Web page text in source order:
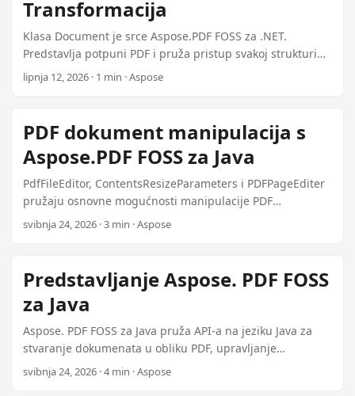
page.Annotations.AddTextAnnotation( new Rectangle(72,
720, 200, 740), contents: "Review needed", title: "Editor",
open: true); Anotacije poveznica kombiniraju klikabilni
pravokutnik s PdfAction: ...
Transformacija
Klasa Document je srce Aspose.PDF FOSS za .NET.
Predstavlja potpuni PDF i pruža pristup svakoj strukturi
unutar — stranicama, anotacijama, poljima obrasca,
metapodacima i ugrađenim datotekama. Otvaranje
using var doc =
Document.Open(File.ReadAllBytes("input.pdf"));
Console.WriteLine($"Pages: {doc.Pages.Count}"); Stranice
koriste indeksiranje od 1: doc.Pages[1] je prva stranica.
Stvaranje od početka using var doc = new Document(); var
page = doc.Pages.Add(); page.Paragraphs.Add(new
TextFragment("Hello, PDF!")); doc.Save("hello.pdf");
postavlja. ...
lipnja 12, 2026 · 1 min · Aspose
PDF dokument manipulacija s
Aspose.PDF FOSS za Java
PdfFileEditor, ContentsResizeParameters i PDFPageEditer
pružaju osnovne mogućnosti manipulacije PDF
dokumentom u Aspose.PDF FOSS za Java sve su
licencirane MIT-om i bez ovisnosti.
svibnja 24, 2026 · 3 min · Aspose
Predstavljanje Aspose. PDF FOSS
za Java
Aspose. PDF FOSS za Java pruža API-a na jeziku Java za
stvaranje dokumenata u obliku PDF, upravljanje
komentiranjem, interaktivna polja obrasca, manipulaciju
stranicama, potvrđivanje sukladnosti s PDF/A i šifriranje
svibnja 24, 2026 · 4 min · Aspose